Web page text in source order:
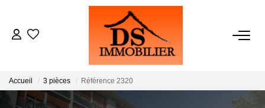
ACHATS
LOCATIONS
Accueil 3 pièces Référence 2320